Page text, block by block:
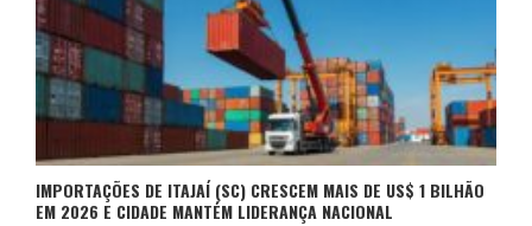
IMPORTAÇÕES DE ITAJAÍ (SC) CRESCEM MAIS DE US$ 1 BILHÃO
EM 2026 E CIDADE MANTÉM LIDERANÇA NACIONAL